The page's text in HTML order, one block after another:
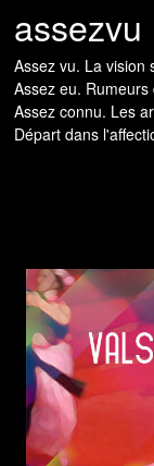
assezvu
Assez vu. La vision
Assez eu.
Assez connu. Les
Départ dans